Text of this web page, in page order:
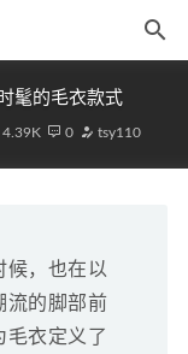
髦的毛衣款式
4.39K 0 tsy110
候，也在以
流的脚部前
毛衣定义了
列上架 2021-07-17
疾病 2019-01-23